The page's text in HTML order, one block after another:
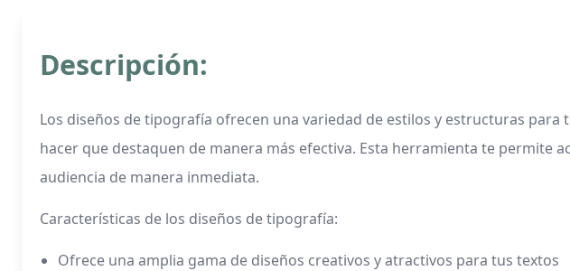
Descripción:
Los diseños de tipografía ofrecen una variedad de estilos y estructuras
hacer que destaquen de manera más efectiva. Esta herramienta te permite
audiencia de manera inmediata.
Características de los diseños de tipografía:
Ofrece una amplia gama de diseños creativos y atractivos para tus textos